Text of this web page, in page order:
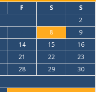
F S S
2
8
9
14 15
16
21 22
23
28 29
30